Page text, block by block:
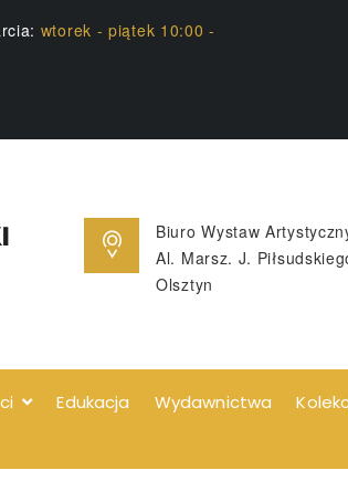
wtorek - piątek 10:00 -
Biuro Wystaw
Al. Marsz. J.
Olsztyn
Edukacja Wydawnictwa